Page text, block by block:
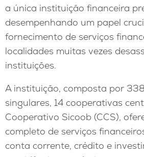
a única instituição financeira
desempenhando um papel
fornecimento de serviços
localidades muitas vezes
instituições.
A instituição, composta por
singulares, 14 cooperativas
Cooperativo Sicoob (CCS),
completo de serviços
conta corrente, crédito e